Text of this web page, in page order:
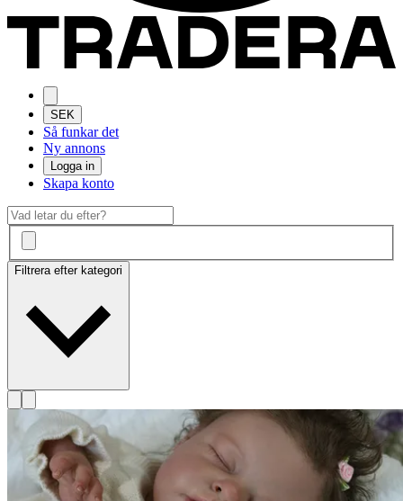
SEK
Så funkar det
Ny annons
Logga in
Skapa konto
Filtrera efter kategori